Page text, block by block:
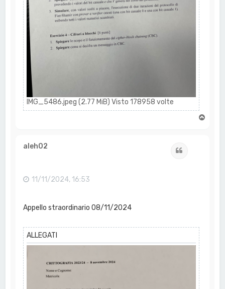
IMG_5486.jpeg (2.77 MiB) Visto 178958 volte
aleh02
11/11/2024, 16:53
Appello straordinario 08/11/2024
ALLEGATI